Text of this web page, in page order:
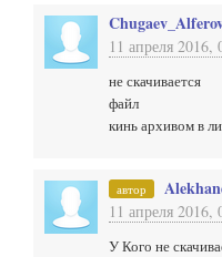
11 апреля 2016,
не скачивается
файл
кинь архивом в
автор
11 апреля 2016,
У Кого не